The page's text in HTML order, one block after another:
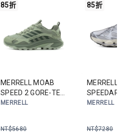
85折
MERRELL MOAB
SPEED 2 GORE-TEX
防潑水登山鞋 茶綠
MERRELL
NT$5680
85折
MERRELL
GORE-TEX
MERRELL
NT$7280